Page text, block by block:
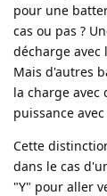
pour une
cas ou pas ?
décharge avec
Mais d'autres
la charge
puissance
Cette
dans le cas
"Y" pour aller